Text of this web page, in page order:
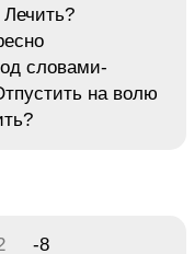
словами-
на волю
-8